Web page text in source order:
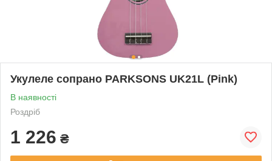
Укулеле сопрано PARKSONS UK21L (Pink)
В наявності
Роздріб
1 226 ₴